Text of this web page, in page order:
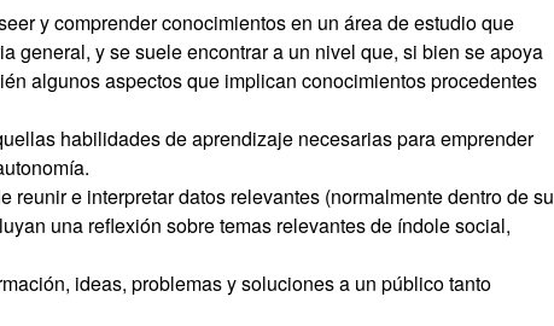
y comprender conocimientos en un área de estudio que
general, y se suele encontrar a un nivel que, si bien se apoya
algunos aspectos que implican conocimientos procedentes
habilidades de aprendizaje necesarias para emprender
reunir e interpretar datos relevantes (normalmente dentro de su
una reflexión sobre temas relevantes de índole social,
ideas, problemas y soluciones a un público tanto